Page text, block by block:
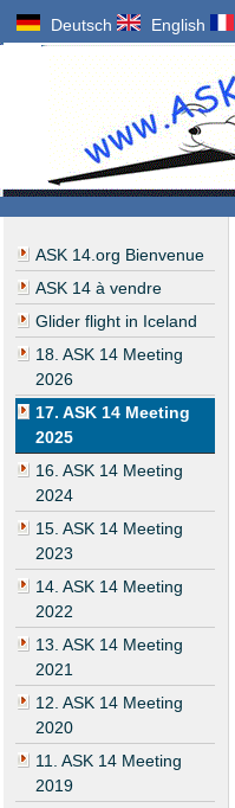
Deutsch English
ASK 14.org Bienvenue
ASK 14 à vendre
Glider flight in Iceland
18. ASK 14 Meeting
2026
17. ASK 14 Meeting
2025
16. ASK 14 Meeting
2024
15. ASK 14 Meeting
2023
14. ASK 14 Meeting
2022
13. ASK 14 Meeting
2021
12. ASK 14 Meeting
2020
11. ASK 14 Meeting
2019